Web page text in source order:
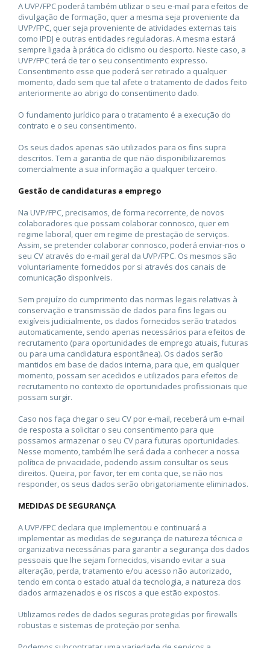
A UVP/FPC poderá também utilizar o seu e-mail para efeitos de
divulgação de formação, quer a mesma seja proveniente da
UVP/FPC, quer seja proveniente de atividades externas tais
como IPDJ e outras entidades reguladoras. A mesma estará
sempre ligada à prática do ciclismo ou desporto. Neste caso, a
UVP/FPC terá de ter o seu consentimento expresso.
Consentimento esse que poderá ser retirado a qualquer
momento, dado sem que tal afete o tratamento de dados feito
anteriormente ao abrigo do consentimento dado.
O fundamento jurídico para o tratamento é a execução do
contrato e o seu consentimento.
Os seus dados apenas são utilizados para os fins supra
descritos. Tem a garantia de que não disponibilizaremos
comercialmente a sua informação a qualquer terceiro.
Gestão de candidaturas a emprego
Na UVP/FPC, precisamos, de forma recorrente, de novos
colaboradores que possam colaborar connosco, quer em
regime laboral, quer em regime de prestação de serviços.
Assim, se pretender colaborar connosco, poderá enviar-nos o
seu CV através do e-mail geral da UVP/FPC. Os mesmos são
voluntariamente fornecidos por si através dos canais de
comunicação disponíveis.
Sem prejuízo do cumprimento das normas legais relativas à
conservação e transmissão de dados para fins legais ou
exigíveis judicialmente, os dados fornecidos serão tratados
automaticamente, sendo apenas necessários para efeitos de
recrutamento (para oportunidades de emprego atuais, futuras
ou para uma candidatura espontânea). Os dados serão
mantidos em base de dados interna, para que, em qualquer
momento, possam ser acedidos e utilizados para efeitos de
recrutamento no contexto de oportunidades profissionais que
possam surgir.
Caso nos faça chegar o seu CV por e-mail, receberá um e-mail
de resposta a solicitar o seu consentimento para que
possamos armazenar o seu CV para futuras oportunidades.
Nesse momento, também lhe será dada a conhecer a nossa
política de privacidade, podendo assim consultar os seus
direitos. Queira, por favor, ter em conta que, se não nos
responder, os seus dados serão obrigatoriamente eliminados.
MEDIDAS DE SEGURANÇA
A UVP/FPC declara que implementou e continuará a
implementar as medidas de segurança de natureza técnica e
organizativa necessárias para garantir a segurança dos dados
pessoais que lhe sejam fornecidos, visando evitar a sua
alteração, perda, tratamento e/ou acesso não autorizado,
tendo em conta o estado atual da tecnologia, a natureza dos
dados armazenados e os riscos a que estão expostos.
Utilizamos redes de dados seguras protegidas por firewalls
robustas e sistemas de proteção por senha.